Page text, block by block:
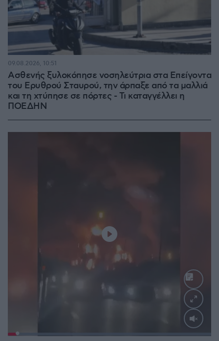
Ασθενής ξυλοκόπησε νοσηλεύτρια στα Επείγοντα
του Ερυθρού Σταυρού, την άρπαξε από τα μαλλιά
και τη χτύπησε σε πόρτες - Τι καταγγέλλει η
ΠΟΕΔΗΝ
09.08.2026, 10:51